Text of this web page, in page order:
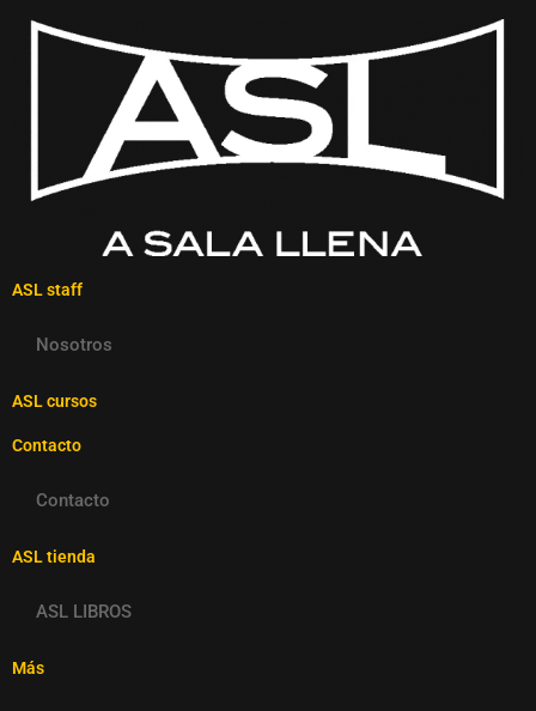
ASL staff
Nosotros
ASL cursos
Contacto
Contacto
ASL tienda
ASL LIBROS
Más